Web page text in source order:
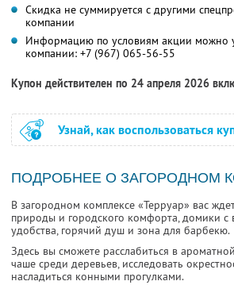
Скидка не суммируется с другими
компании
Информацию по условиям акции можно
компании: +7 (967) 065-56-55
Купон действителен по 24 апреля 2026
Узнай, как воспользоваться
ПОДРОБНЕЕ О ЗАГОРОДНОМ
В загородном комплексе «Терруар» вас
природы и городского комфорта, домики с
удобства, горячий душ и зона для барбекю.
Здесь вы сможете расслабиться в
чаше среди деревьев, исследовать
насладиться конными прогулками.